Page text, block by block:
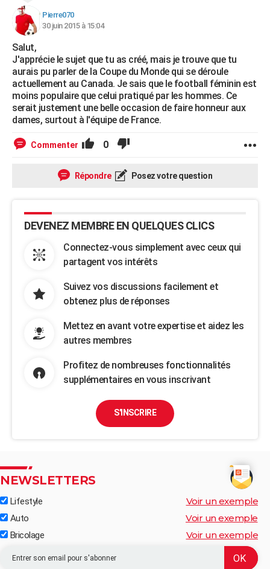
Pierre070
30 juin 2015 à 15:04
Salut,
J'apprécie le sujet que tu as créé, mais je trouve que tu
aurais pu parler de la Coupe du Monde qui se déroule
actuellement au Canada. Je sais que le football féminin est
moins populaire que celui pratiqué par les hommes. Ce
serait justement une belle occasion de faire honneur aux
dames, surtout à l'équipe de France.
Commenter 0
Répondre Posez votre question
DEVENEZ MEMBRE EN QUELQUES CLICS
Connectez-vous simplement avec ceux qui
partagent vos intérêts
Suivez vos discussions facilement et
obtenez plus de réponses
Mettez en avant votre expertise et aidez les
autres membres
Profitez de nombreuses fonctionnalités
supplémentaires en vous inscrivant
S'INSCRIRE
NEWSLETTERS
Lifestyle Voir un exemple
Auto Voir un exemple
Bricolage Voir un exemple